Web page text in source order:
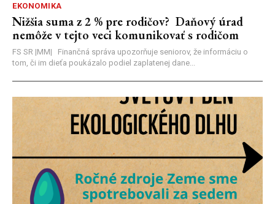
EKONOMIKA
Nižšia suma z 2 % pre rodičov? Daňový úrad
nemôže v tejto veci komunikovať s rodičom
FS SR |MM| Finančná správa upozorňuje seniorov, že informáciu o
tom, či im dieťa poukázalo podiel zaplatenej dane...